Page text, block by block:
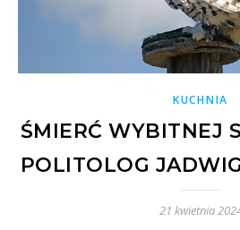
KUCHNIA
ŚMIERĆ WYBITNEJ
POLITOLOG
21 kwietnia